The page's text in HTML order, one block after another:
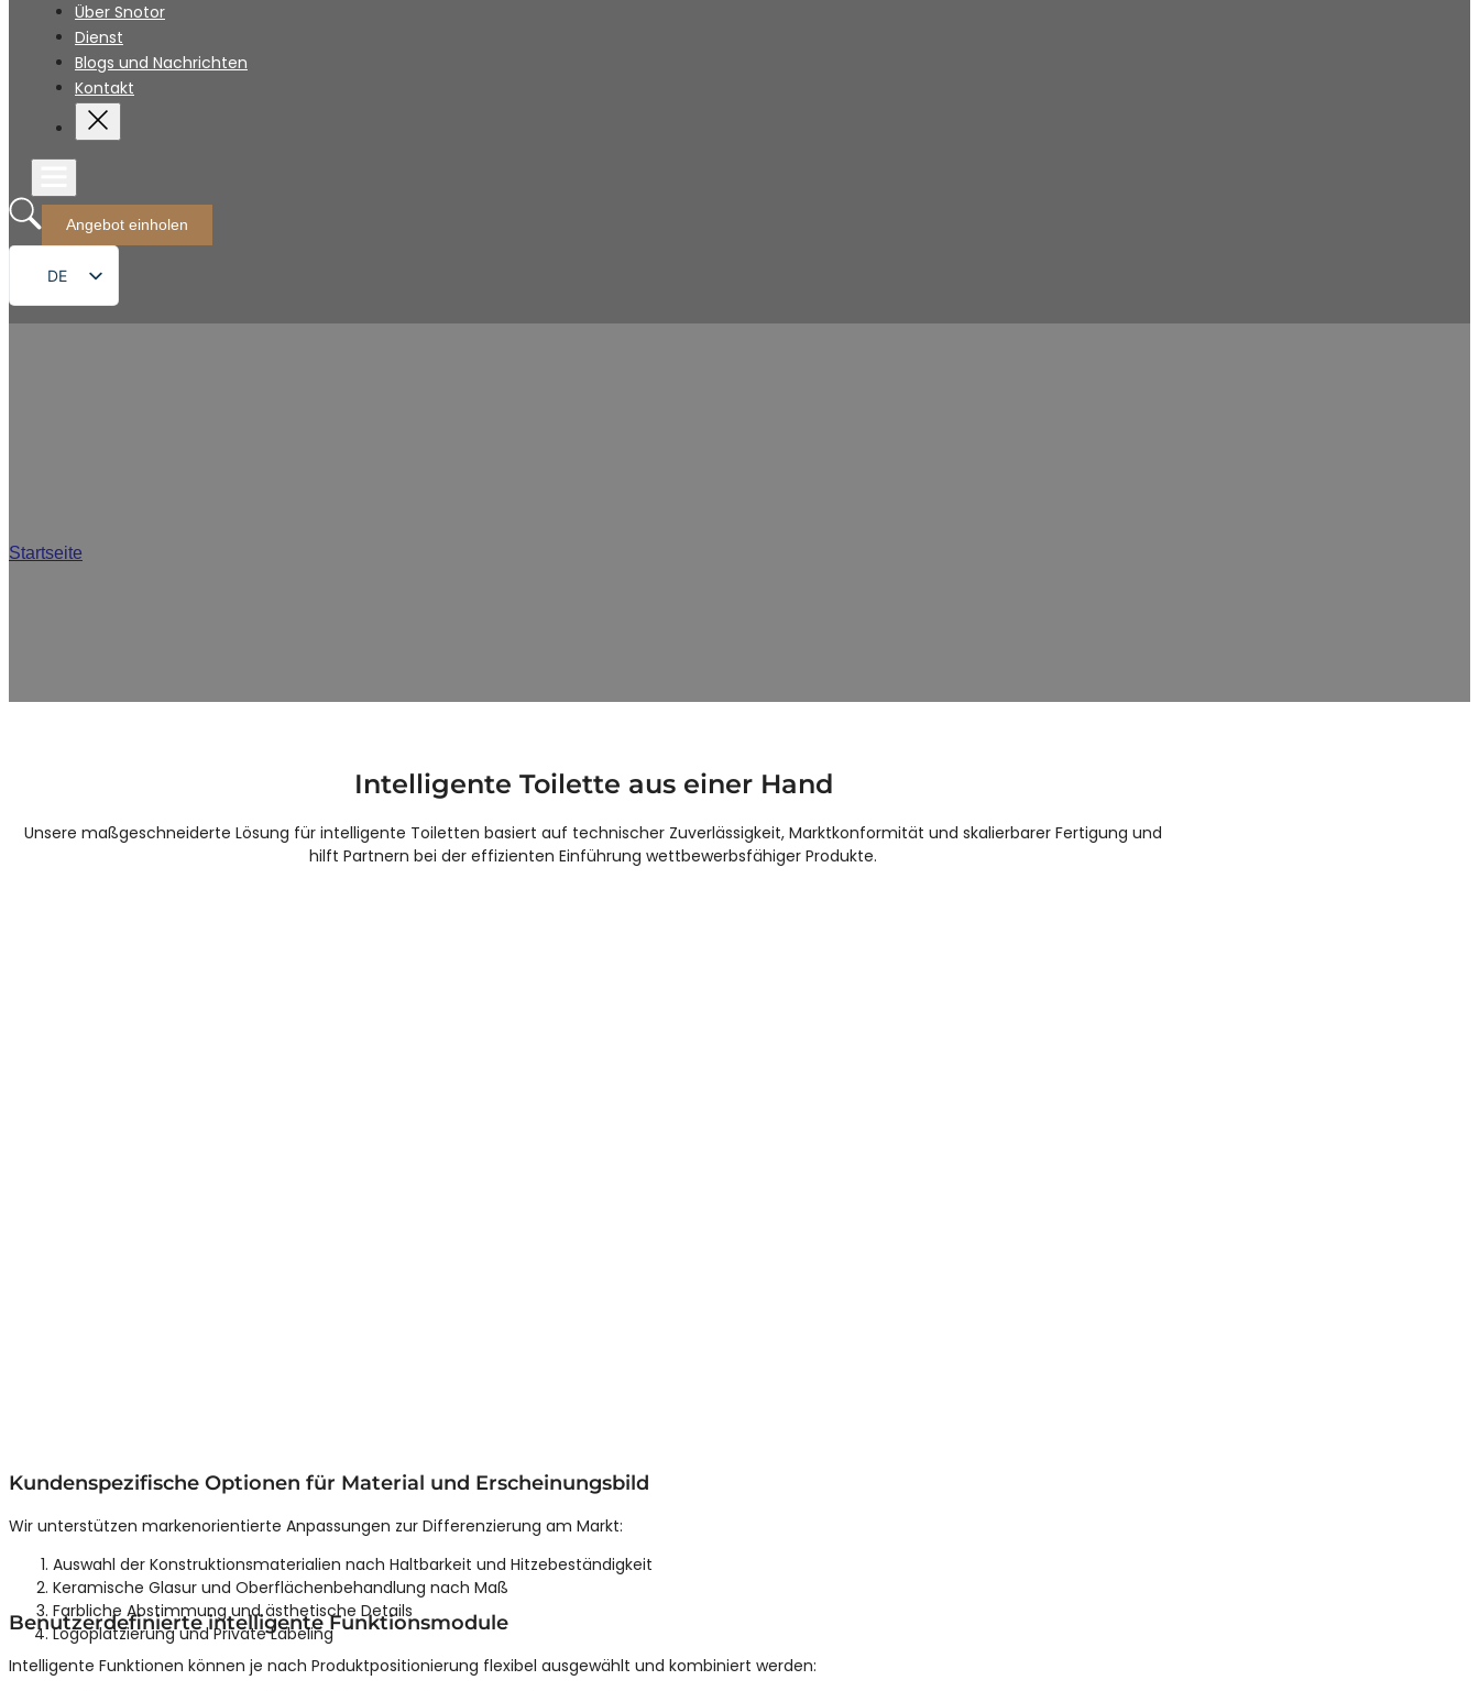
Über Snotor
Dienst
Blogs und Nachrichten
Kontakt
Angebot einholen
DE
EN
Startseite
Intelligente Toilette aus einer Hand
Unsere maßgeschneiderte Lösung für intelligente Toiletten basiert auf technischer Zuverlässigkeit, Marktkonformität und skalierbarer Fertigung und
hilft Partnern bei der effizienten Einführung wettbewerbsfähiger Produkte.
Kundenspezifische Optionen für Material und Erscheinungsbild
Wir unterstützen markenorientierte Anpassungen zur Differenzierung am Markt:
Auswahl der Konstruktionsmaterialien nach Haltbarkeit und Hitzebeständigkeit
Keramische Glasur und Oberflächenbehandlung nach Maß
Farbliche Abstimmung und ästhetische Details
Logoplatzierung und Private Labeling
Benutzerdefinierte intelligente Funktionsmodule
Intelligente Funktionen können je nach Produktpositionierung flexibel ausgewählt und kombiniert werden: